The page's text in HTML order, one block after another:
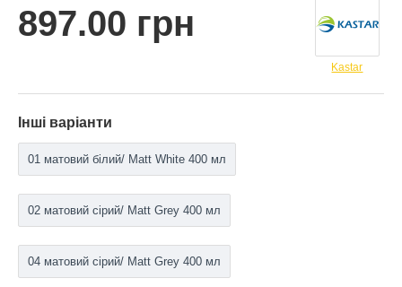
897.00 грн
Kastar
Інші варіанти
01 матовий білий/ Matt White 400 мл
02 матовий сірий/ Matt Grey 400 мл
04 матовий сірий/ Matt Grey 400 мл